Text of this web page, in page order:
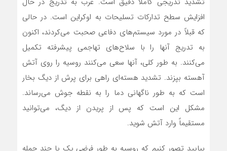
افزایش سطح تدارکات تسلیحات به اوکراین است. در حالی
که قبلاً در مورد سیستم‌های دفاعی صحبت‌ می‌کردند، اکنون
به تدریج آنها را با سلاح‌های تهاجمی پیشرفته تکمیل‌
می‌کنند. به طور کلی، آنها سعی‌ می‌کنند روسیه را روی آتش
آهسته بپزند. تشدید هسته‌‌ای راهی برای پرش از دیگ بخار
است که به طور ناگهانی دما را به نقطه جوش‌ می‌رساند.
مشکل این است که پس از پریدن از دیگ،‌ می‌توانید
مستقیماً وارد آتش شوید.
بیایید تصور کنیم که روسیه به طور فرضی یک یا چند حمله